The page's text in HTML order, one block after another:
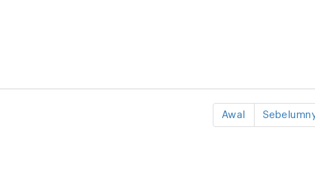
Awal